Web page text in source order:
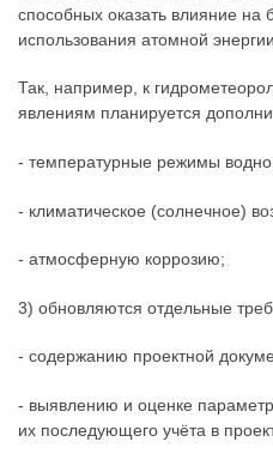
способных оказать влияние на
использования атомной
Так, например, к
явлениям планируется
- температурные режимы
- климатическое (солнечное)
- атмосферную коррозию;
3) обновляются отдельные
- содержанию проектной
- выявлению и оценке
их последующего учёта в